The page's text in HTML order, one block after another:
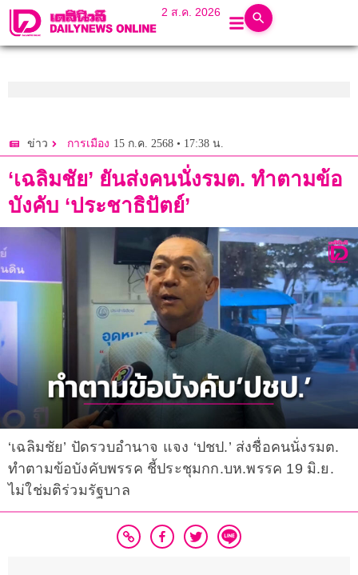
2 ส.ค. 2026
ข่าว การเมือง 15 ก.ค. 2568 • 17:38 น.
‘เฉลิมชัย’ ยันส่งคนนั่งรมต. ทำตามข้อ
บังคับ ‘ประชาธิปัตย์’
‘เฉลิมชัย’ ปัดรวบอำนาจ แจง ‘ปชป.’ ส่งชื่อคนนั่งรมต.
ทำตามข้อบังคับพรรค ชี้ประชุมกก.บห.พรรค 19 มิ.ย.
ไม่ใช่มติร่วมรัฐบาล